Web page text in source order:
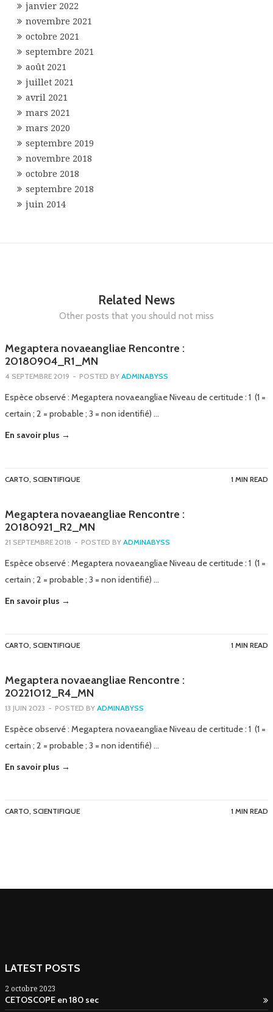
janvier 2022
novembre 2021
octobre 2021
septembre 2021
août 2021
juillet 2021
avril 2021
mars 2021
mars 2020
septembre 2019
novembre 2018
octobre 2018
septembre 2018
juin 2014
Related News
Other posts that you should not miss
Megaptera novaeangliae Rencontre :
20180904_R1_MN
4 SEPTEMBRE 2019 - POSTED BY ADMINABYSS
Espèce observé : Megaptera novaeangliae Niveau de certitude : 1 (1 =
certain ; 2 = probable ; 3 = non identifié) …
En savoir plus →
CARTO, SCIENTIFIQUE 1 MIN READ
Megaptera novaeangliae Rencontre :
20180921_R2_MN
21 SEPTEMBRE 2018 - POSTED BY ADMINABYSS
Espèce observé : Megaptera novaeangliae Niveau de certitude : 1 (1 =
certain ; 2 = probable ; 3 = non identifié) …
En savoir plus →
CARTO, SCIENTIFIQUE 1 MIN READ
Megaptera novaeangliae Rencontre :
20221012_R4_MN
13 JUIN 2023 - POSTED BY ADMINABYSS
Espèce observé : Megaptera novaeangliae Niveau de certitude : 1 (1 =
certain ; 2 = probable ; 3 = non identifié) …
En savoir plus →
CARTO, SCIENTIFIQUE 1 MIN READ
LATEST POSTS
2 octobre 2023
CETOSCOPE en 180 sec